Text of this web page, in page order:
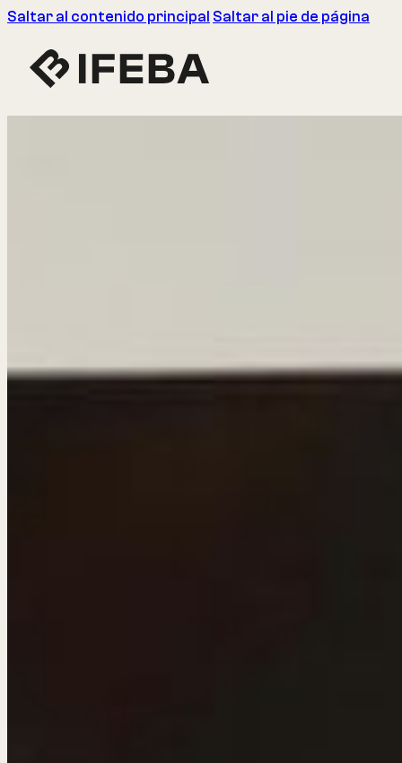
Saltar al contenido principal Saltar al pie de página